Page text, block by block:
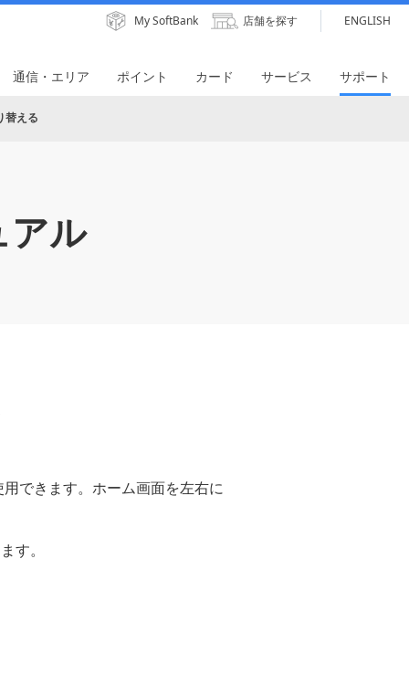
My SoftBank 店舗を探す ENGLISH
通信・エリア ポイント カード サービス サポート
替える
アル
できます。ホーム画面を左右に
す。